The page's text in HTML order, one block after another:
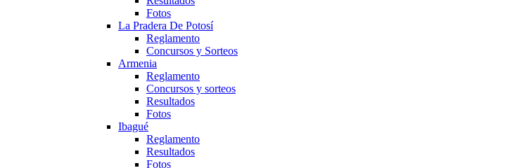
Fotos
La Pradera De Potosí
Reglamento
Concursos y Sorteos
Armenia
Reglamento
Concursos y sorteos
Resultados
Fotos
Ibagué
Reglamento
Resultados
Fotos